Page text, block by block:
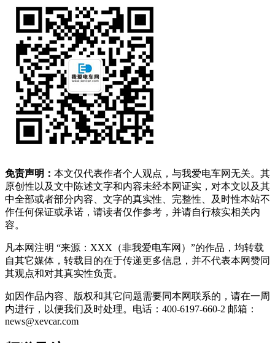
免责声明： 本文仅代表作者个人观点，与我爱电车网无关。其
原创性以及文中陈述文字和内容未经本网证实，对本文以及其
中全部或者部分内容、文字的真实性、完整性、及时性本站不
作任何保证或承诺，请读者仅作参考，并请自行核实相关内
容。
凡本网注明 “来源：XXX（非我爱电车网）”的作品，均转载
自其它媒体，转载目的在于传递更多信息，并不代表本网赞同
其观点和对其真实性负责。
如因作品内容、版权和其它问题需要同本网联系的，请在一周
内进行，以便我们及时处理。电话：400-6197-660-2 邮箱：
news@xevcar.com